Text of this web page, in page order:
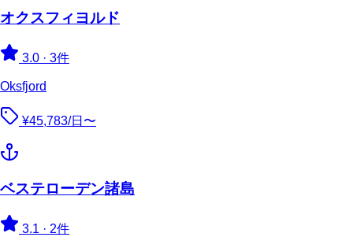
オクスフィヨルド
3.0 · 3件
Oksfjord
¥45,783/日〜
ベステローデン諸島
3.1 · 2件